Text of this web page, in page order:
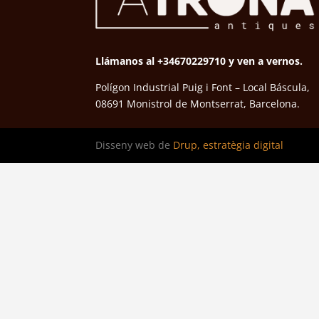
Llámanos al +34670229710 y ven a vernos.
Polígon Industrial Puig i Font – Local Báscula,
08691 Monistrol de Montserrat, Barcelona.
Disseny web de Drup, estratègia digital